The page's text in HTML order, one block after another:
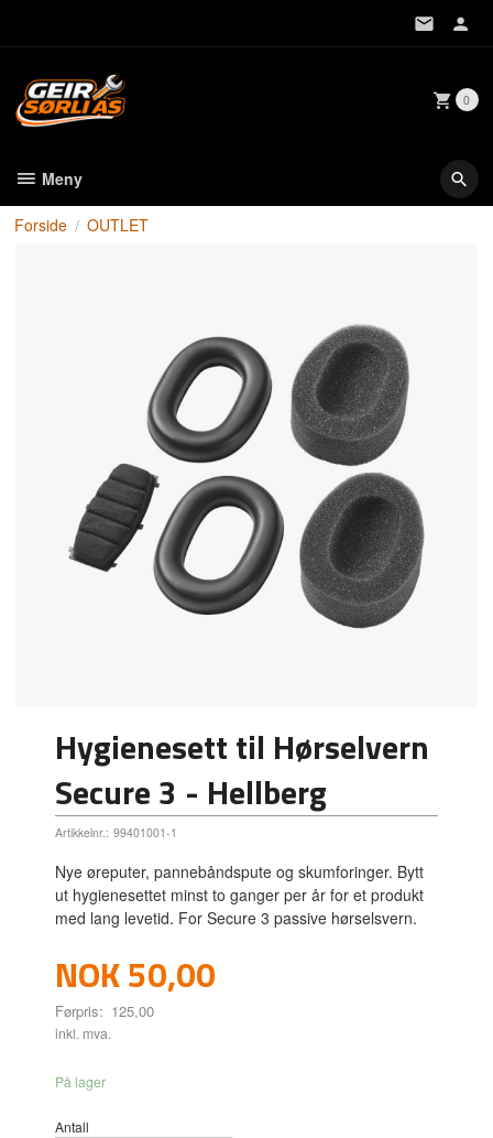
0
Meny
Forside OUTLET
Hygienesett til Hørselvern
Secure 3 - Hellberg
Artikkelnr.: 99401001-1
Nye øreputer, pannebåndspute og skumforinger. Bytt
ut hygienesettet minst to ganger per år for et produkt
med lang levetid. For Secure 3 passive hørselsvern.
Tilbud
NOK50,00
Førpris: 125,00
Rabatt
inkl. mva.
På lager
Antall